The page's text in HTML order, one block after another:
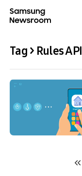
Tag > Rules API